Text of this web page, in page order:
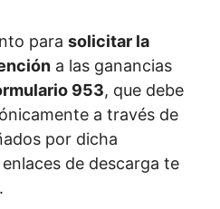
para solicitar la
a las ganancias
953, que debe
a través de
por dicha
de descarga te